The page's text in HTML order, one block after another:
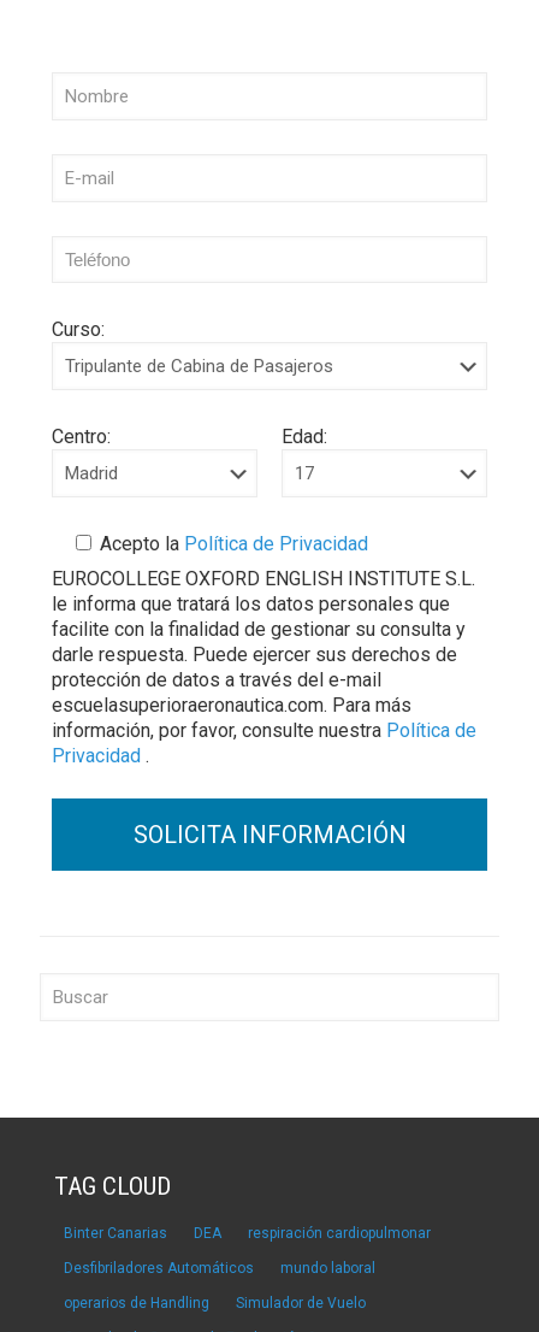
Curso:
Centro: Edad:
Acepto la Política de Privacidad
EUROCOLLEGE OXFORD ENGLISH INSTITUTE S.L.
le informa que tratará los datos personales que
facilite con la finalidad de gestionar su consulta y
darle respuesta. Puede ejercer sus derechos de
protección de datos a través del e-mail
escuelasuperioraeronautica.com. Para más
información, por favor, consulte nuestra Política de
Privacidad .
TAG CLOUD
Binter Canarias DEA respiración cardiopulmonar
Desfibriladores Automáticos mundo laboral
operarios de Handling Simulador de Vuelo